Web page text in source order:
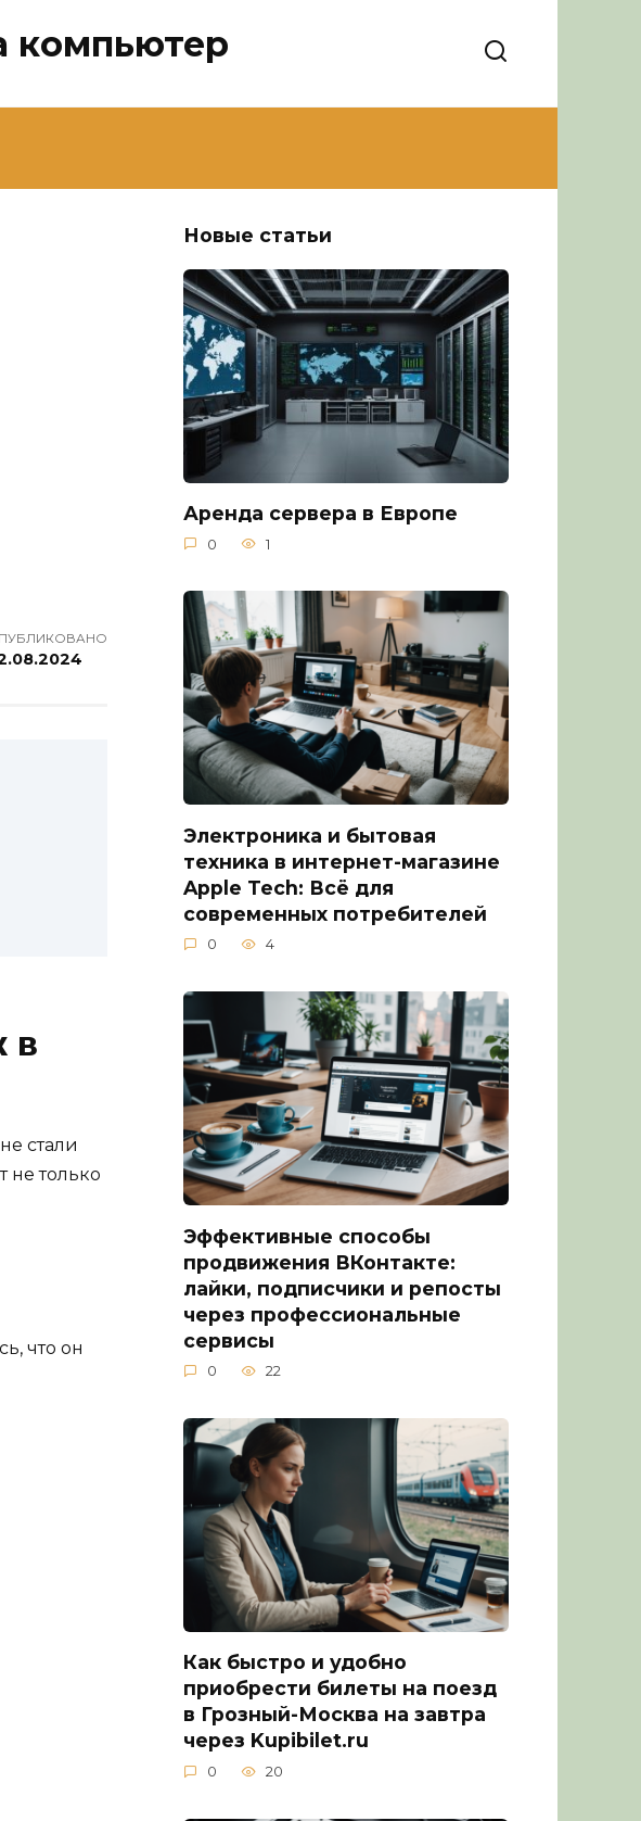
компьютер
в
стали
не только
что он
Новые статьи
Аренда сервера в Европе
0 1
Электроника и бытовая
техника в интернет-магазине
Apple Tech: Всё для
современных потребителей
0 4
Эффективные способы
продвижения ВКонтакте:
лайки, подписчики и репосты
через профессиональные
сервисы
0 22
Как быстро и удобно
приобрести билеты на поезд
в Грозный-Москва на завтра
через Kupibilet.ru
0 20